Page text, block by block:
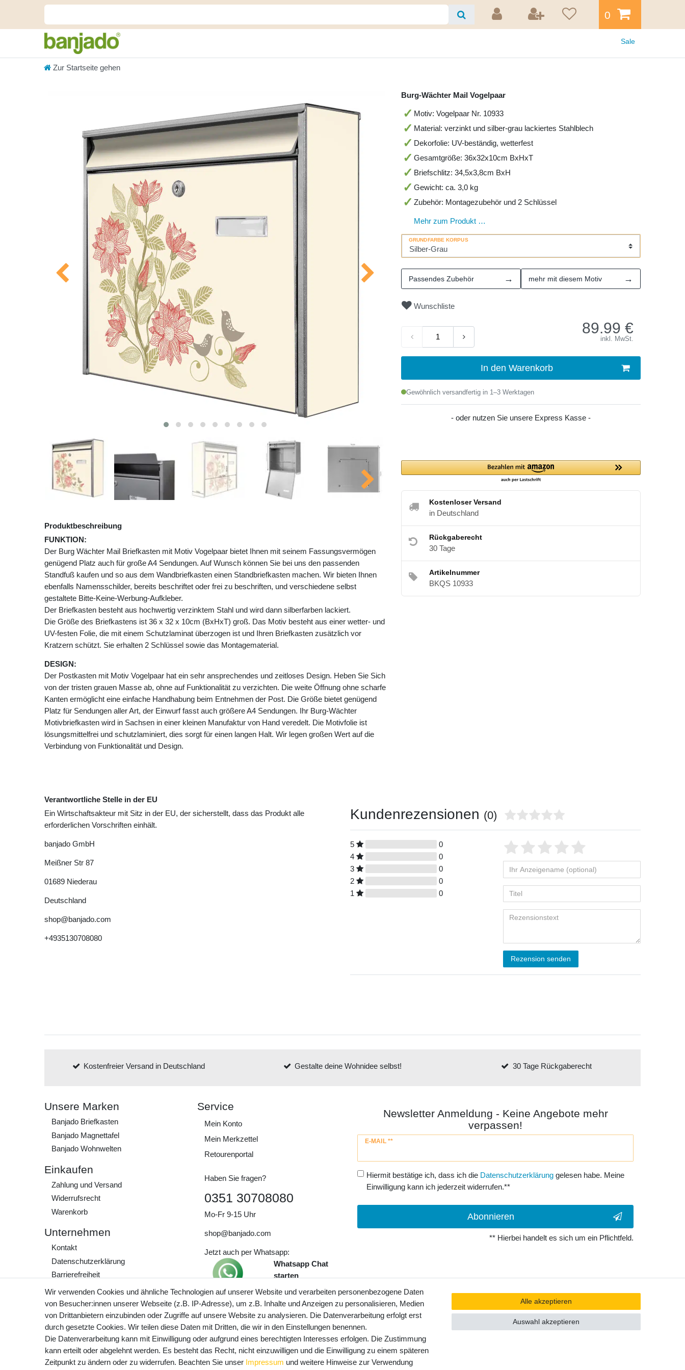
0
Sale
Zur Startseite gehen
Produktbeschreibung
FUNKTION:
Der Burg Wächter Mail Briefkasten mit Motiv Vogelpaar bietet Ihnen mit seinem Fassungsvermögen
genügend Platz auch für große A4 Sendungen. Auf Wunsch können Sie bei uns den passenden
Standfuß kaufen und so aus dem Wandbriefkasten einen Standbriefkasten machen. Wir bieten Ihnen
ebenfalls Namensschilder, bereits beschriftet oder frei zu beschriften, und verschiedene selbst
gestaltete Bitte-Keine-Werbung-Aufkleber.
Der Briefkasten besteht aus hochwertig verzinktem Stahl und wird dann silberfarben lackiert.
Die Größe des Briefkastens ist 36 x 32 x 10cm (BxHxT) groß. Das Motiv besteht aus einer wetter- und
UV-festen Folie, die mit einem Schutzlaminat überzogen ist und Ihren Briefkasten zusätzlich vor
Kratzern schützt. Sie erhalten 2 Schlüssel sowie das Montagematerial.
DESIGN:
Der Postkasten mit Motiv Vogelpaar hat ein sehr ansprechendes und zeitloses Design. Heben Sie Sich
von der tristen grauen Masse ab, ohne auf Funktionalität zu verzichten. Die weite Öffnung ohne scharfe
Kanten ermöglicht eine einfache Handhabung beim Entnehmen der Post. Die Größe bietet genügend
Platz für Sendungen aller Art, der Einwurf fasst auch größere A4 Sendungen. Ihr Burg-Wächter
Motivbriefkasten wird in Sachsen in einer kleinen Manufaktur von Hand veredelt. Die Motivfolie ist
lösungsmittelfrei und schutzlaminiert, dies sorgt für einen langen Halt. Wir legen großen Wert auf die
Verbindung von Funktionalität und Design.
Burg-Wächter Mail Vogelpaar
Motiv: Vogelpaar Nr. 10933
Material: verzinkt und silber-grau lackiertes Stahlblech
Dekorfolie: UV-beständig, wetterfest
Gesamtgröße: 36x32x10cm BxHxT
Briefschlitz: 34,5x3,8cm BxH
Gewicht: ca. 3,0 kg
Zubehör: Montagezubehör und 2 Schlüssel
Mehr zum Produkt …
GRUNDFARBE KORPUS
Passendes Zubehör → mehr mit diesem Motiv →
Wunschliste
89.99 €
inkl. MwSt.
In den Warenkorb
Gewöhnlich versandfertig in 1–3 Werktagen
- oder nutzen Sie unsere Express Kasse -
Kostenloser Versand
in Deutschland
Rückgaberecht
30 Tage
Artikelnummer
BKQS 10933
Verantwortliche Stelle in der EU
Ein Wirtschaftsakteur mit Sitz in der EU, der sicherstellt, dass das Produkt alle
erforderlichen Vorschriften einhält.
banjado GmbH
Meißner Str 87
01689 Niederau
Deutschland
shop@banjado.com
+4935130708080
Kundenrezensionen (0)
5
0
4
0
3
0
2
0
1
0
Rezension senden
Kostenfreier Versand in Deutschland Gestalte deine Wohnidee selbst! 30 Tage Rückgaberecht
Unsere Marken
Banjado Briefkasten
Banjado Magnettafel
Banjado Wohnwelten
Einkaufen
Zahlung und Versand
Widerrufs­recht
Warenkorb
Unternehmen
Kontakt
Daten­schutz­erklärung
Barrierefreiheit
AGB
Impressum
Werde Teil unserer
Community
Service
Mein Konto
Mein Merkzettel
Retourenportal
Haben Sie fragen?
0351 30708080
Mo-Fr 9-15 Uhr
shop@banjado.com
Jetzt auch per Whatsapp:
Whatsapp Chat
starten
Preisangaben inkl. gesetzl. MwSt. und
zzgl. Service- und Versandkosten
Newsletter Anmeldung - Keine Angebote mehr
verpassen!
E-MAIL **
Newsletter
Hiermit bestätige ich, dass ich die Daten­schutz­erklärunggelesen habe. Meine
Einwilligung kann ich jederzeit widerrufen.**
Abonnieren
** Hierbei handelt es sich um ein Pflichtfeld.
Wir verwenden Cookies und ähnliche Technologien auf unserer Website und verarbeiten personenbezogene Daten
von Besucher:innen unserer Webseite (z.B. IP-Adresse), um z.B. Inhalte und Anzeigen zu personalisieren, Medien
von Drittanbietern einzubinden oder Zugriffe auf unsere Website zu analysieren. Die Datenverarbeitung erfolgt erst
durch gesetzte Cookies. Wir teilen diese Daten mit Dritten, die wir in den Einstellungen benennen.
Die Datenverarbeitung kann mit Einwilligung oder aufgrund eines berechtigten Interesses erfolgen. Die Zustimmung
kann erteilt oder abgelehnt werden. Es besteht das Recht, nicht einzuwilligen und die Einwilligung zu einem späteren
Zeitpunkt zu ändern oder zu widerrufen. Beachten Sie unser Impressum und weitere Hinweise zur Verwendung
Alle akzeptieren
Auswahl akzeptieren